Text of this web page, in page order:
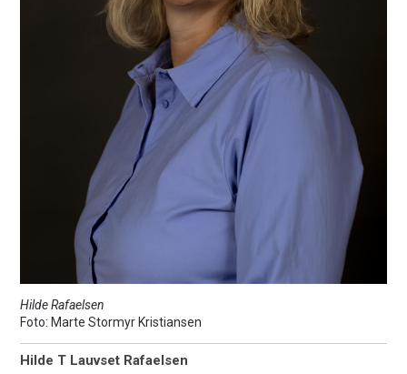
Hilde Rafaelsen
Marte Stormyr Kristiansen
Hilde T Lauvset Rafaelsen